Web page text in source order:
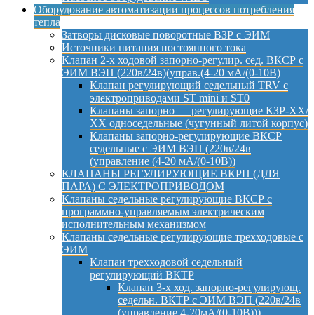
Оборудование автоматизации процессов потребления
тепла
Затворы дисковые поворотные ВЗР с ЭИМ
Источники питания постоянного тока
Клапан 2-х ходовой запорно-регулир. сед. ВКСР с
ЭИМ ВЭП (220в/24в)(управ.(4-20 мА/(0-10В)
Клапан регулирующий седельный TRV с
электроприводами ST mini и ST0
Клапаны запорно — регулирующие КЗР-ХХ/
ХХ односедельные (чугунный литой корпус)
Клапаны запорно-регулирующие ВКСР
седельные с ЭИМ ВЭП (220в/24в
(управление (4-20 мА/(0-10В))
КЛАПАНЫ РЕГУЛИРУЮЩИЕ ВКРП (ДЛЯ
ПАРА) С ЭЛЕКТРОПРИВОДОМ
Клапаны седельные регулирующие ВКСР с
программно-управляемым электрическим
исполнительным механизмом
Клапаны седельные регулирующие трехходовые с
ЭИМ
Клапан трехходовой седельный
регулирующий ВКТР
Клапан 3-х ход. запорно-регулирующ.
седельн. ВКТР с ЭИМ ВЭП (220в/24в
(управление 4-20мА/(0-10В)))